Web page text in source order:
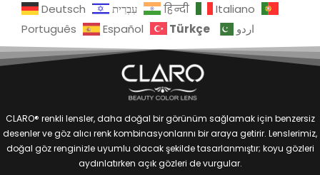
Deutsch
עִבְרִית हिन्दी
Italiano
Português
Español Türkçe اردو
CLARO® renkli lensler, daha doğal bir görünüm sağlamak için benzersiz
desenler ve göz alıcı renk kombinasyonlarını bir araya getirir. Lenslerimiz,
doğal göz renginizle uyumlu olacak şekilde tasarlanmıştır; koyu gözleri
aydınlatırken açık gözleri de vurgular.